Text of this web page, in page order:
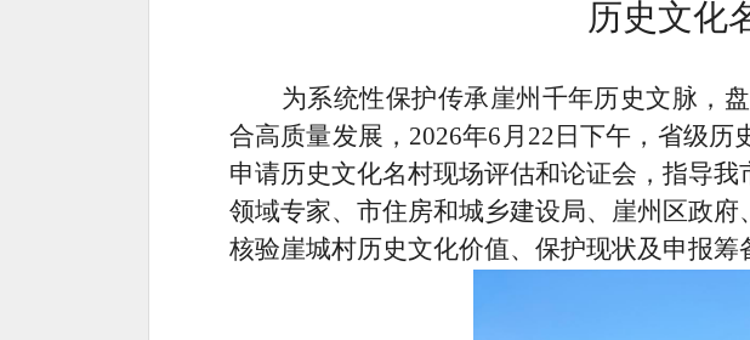
历史文化
为系统性保护传承崖州千年历史文脉，
合高质量发展， 2026年6 月 22 日下午，省级历
申请历史文化名村现场评估和论证会，指导
领域专家、市住房和城乡建设局、崖州区政
核验崖城村历史文化价值、保护现状及申报筹